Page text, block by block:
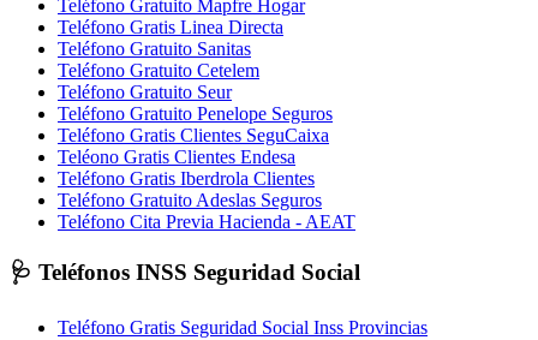
Teléfono Gratuito Mapfre Hogar
Teléfono Gratis Linea Directa
Teléfono Gratuito Sanitas
Teléfono Gratuito Cetelem
Teléfono Gratuito Seur
Teléfono Gratuito Penelope Seguros
Teléfono Gratis Clientes SeguCaixa
Teléono Gratis Clientes Endesa
Teléfono Gratis Iberdrola Clientes
Teléfono Gratuito Adeslas Seguros
Teléfono Cita Previa Hacienda - AEAT
🩺 Teléfonos INSS Seguridad Social
Teléfono Gratis Seguridad Social Inss Provincias